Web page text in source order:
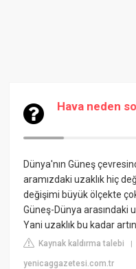
Hava neden
Dünya'nın Güneş
aramızdaki uzaklık hiç
değişimi büyük ölçekte
Güneş-Dünya arasındaki
Yani uzaklık bu kadar
Kaynak kaldırma talebi
yenicaggazetesi.com.tr